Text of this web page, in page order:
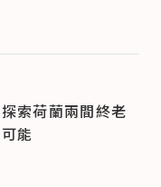
索荷蘭兩間終老
能